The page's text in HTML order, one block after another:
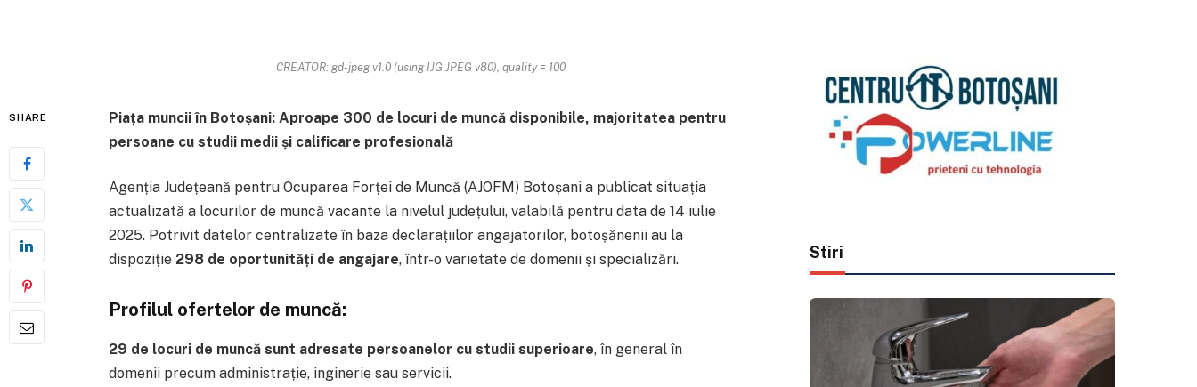
CREATOR: gd-jpeg v1.0 (using IJG JPEG v80), quality = 100
SHARE
Piața muncii în Botoșani: Aproape 300 de locuri de muncă disponibile, majoritatea pentru
persoane cu studii medii și calificare profesională
Agenția Județeană pentru Ocuparea Forței de Muncă (AJOFM) Botoșani a publicat situația
actualizată a locurilor de muncă vacante la nivelul județului, valabilă pentru data de 14 iulie
2025. Potrivit datelor centralizate în baza declarațiilor angajatorilor, botoșănenii au la
dispoziție 298 de oportunități de angajare, într-o varietate de domenii și specializări.
Profilul ofertelor de muncă:
29 de locuri de muncă sunt adresate persoanelor cu studii superioare, în general în
domenii precum administrație, inginerie sau servicii.
Stiri